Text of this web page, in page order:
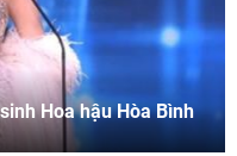
Hoa hậu Hòa Bình